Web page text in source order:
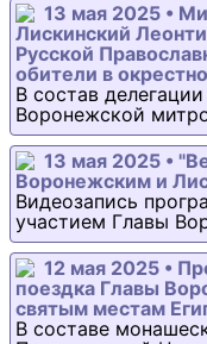
13 мая 2025 •
Лискинский
Русской
обители в
В состав
Воронежской
13 мая 2025 •
Воронежским и
Видеозапись
участием Главы
12 мая 2025 •
поездка Главы
святым местам
В составе